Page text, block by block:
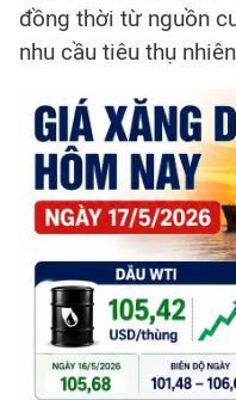
đồng thời từ nguồn
nhu cầu tiêu thụ